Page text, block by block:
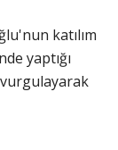
katılım
yaptığı